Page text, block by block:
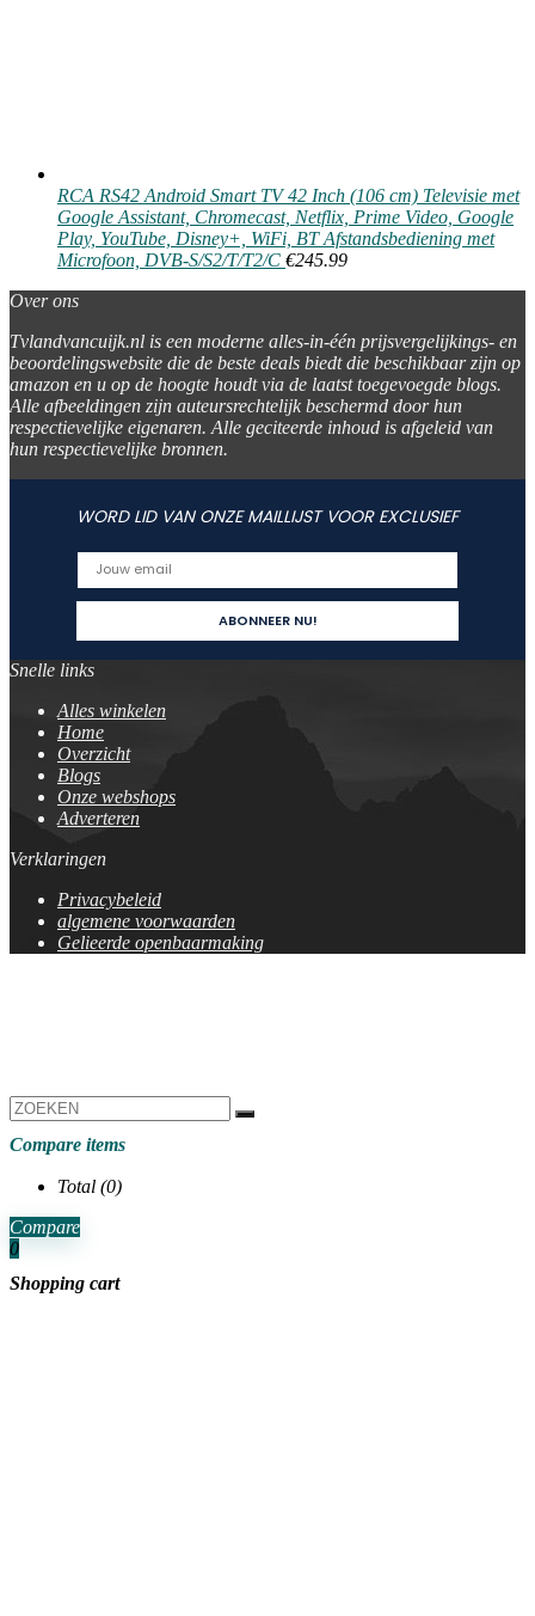
RCA RS42 Android Smart TV 42 Inch (106 cm) Televisie met
Google Assistant, Chromecast, Netflix, Prime Video, Google
Play, YouTube, Disney+, WiFi, BT Afstandsbediening met
Microfoon, DVB-S/S2/T/T2/C €245.99
Over ons
Tvlandvancuijk.nl is een moderne alles-in-één prijsvergelijkings- en
beoordelingswebsite die de beste deals biedt die beschikbaar zijn op
amazon en u op de hoogte houdt via de laatst toegevoegde blogs.
Alle afbeeldingen zijn auteursrechtelijk beschermd door hun
respectievelijke eigenaren. Alle geciteerde inhoud is afgeleid van
hun respectievelijke bronnen.
WORD LID VAN ONZE MAILLIJST VOOR EXCLUSIEF
Snelle links
Alles winkelen
Home
Overzicht
Blogs
Onze webshops
Adverteren
Verklaringen
Privacybeleid
algemene voorwaarden
Gelieerde openbaarmaking
Compare items
Total (0)
Compare
0
Shopping cart